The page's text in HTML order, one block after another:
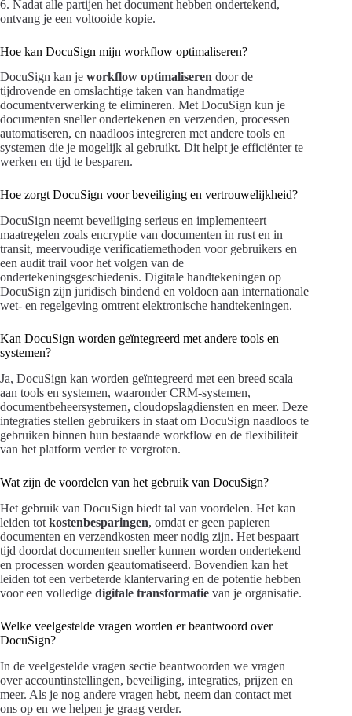
6. Nadat alle partijen het document hebben ondertekend,
ontvang je een voltooide kopie.
Hoe kan DocuSign mijn workflow optimaliseren?
DocuSign kan je workflow optimaliseren door de
tijdrovende en omslachtige taken van handmatige
documentverwerking te elimineren. Met DocuSign kun je
documenten sneller ondertekenen en verzenden, processen
automatiseren, en naadloos integreren met andere tools en
systemen die je mogelijk al gebruikt. Dit helpt je efficiënter te
werken en tijd te besparen.
Hoe zorgt DocuSign voor beveiliging en vertrouwelijkheid?
DocuSign neemt beveiliging serieus en implementeert
maatregelen zoals encryptie van documenten in rust en in
transit, meervoudige verificatiemethoden voor gebruikers en
een audit trail voor het volgen van de
ondertekeningsgeschiedenis. Digitale handtekeningen op
DocuSign zijn juridisch bindend en voldoen aan internationale
wet- en regelgeving omtrent elektronische handtekeningen.
Kan DocuSign worden geïntegreerd met andere tools en
systemen?
Ja, DocuSign kan worden geïntegreerd met een breed scala
aan tools en systemen, waaronder CRM-systemen,
documentbeheersystemen, cloudopslagdiensten en meer. Deze
integraties stellen gebruikers in staat om DocuSign naadloos te
gebruiken binnen hun bestaande workflow en de flexibiliteit
van het platform verder te vergroten.
Wat zijn de voordelen van het gebruik van DocuSign?
Het gebruik van DocuSign biedt tal van voordelen. Het kan
leiden tot kostenbesparingen, omdat er geen papieren
documenten en verzendkosten meer nodig zijn. Het bespaart
tijd doordat documenten sneller kunnen worden ondertekend
en processen worden geautomatiseerd. Bovendien kan het
leiden tot een verbeterde klantervaring en de potentie hebben
voor een volledige digitale transformatie van je organisatie.
Welke veelgestelde vragen worden er beantwoord over
DocuSign?
In de veelgestelde vragen sectie beantwoorden we vragen
over accountinstellingen, beveiliging, integraties, prijzen en
meer. Als je nog andere vragen hebt, neem dan contact met
ons op en we helpen je graag verder.